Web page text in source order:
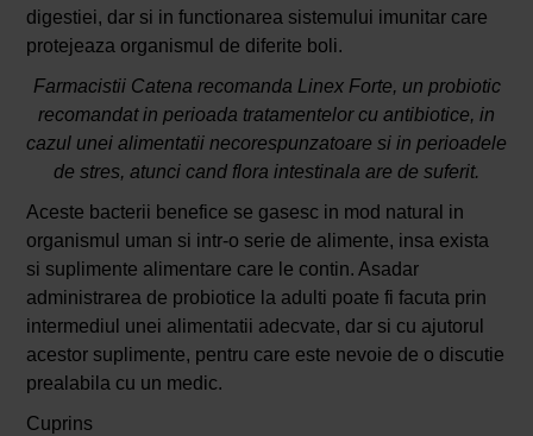
digestiei, dar si in functionarea sistemului imunitar care
protejeaza organismul de diferite boli.
Farmacistii Catena recomanda Linex Forte, un probiotic
recomandat in perioada tratamentelor cu antibiotice, in
cazul unei alimentatii necorespunzatoare si in perioadele
de stres, atunci cand flora intestinala are de suferit.
Aceste bacterii benefice se gasesc in mod natural in
organismul uman si intr-o serie de alimente, insa exista
si suplimente alimentare care le contin. Asadar
administrarea de probiotice la adulti poate fi facuta prin
intermediul unei alimentatii adecvate, dar si cu ajutorul
acestor suplimente, pentru care este nevoie de o discutie
prealabila cu un medic.
Cuprins